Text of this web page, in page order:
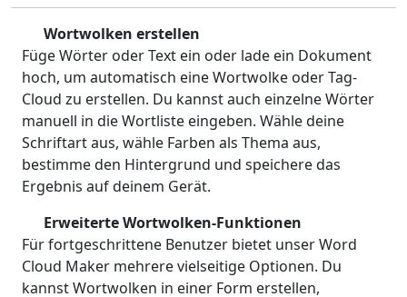
Wortwolken erstellen
Füge Wörter oder Text ein oder lade ein Dokument
hoch, um automatisch eine Wortwolke oder Tag-
Cloud zu erstellen. Du kannst auch einzelne Wörter
manuell in die Wortliste eingeben. Wähle deine
Schriftart aus, wähle Farben als Thema aus,
bestimme den Hintergrund und speichere das
Ergebnis auf deinem Gerät.
Erweiterte Wortwolken-Funktionen
Für fortgeschrittene Benutzer bietet unser Word
Cloud Maker mehrere vielseitige Optionen. Du
kannst Wortwolken in einer Form erstellen,